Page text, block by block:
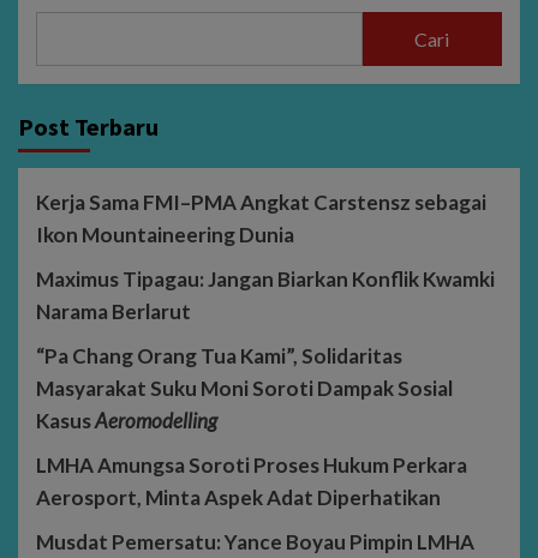
Cari
Post Terbaru
Kerja Sama FMI–PMA Angkat Carstensz sebagai
Ikon Mountaineering Dunia
Maximus Tipagau: Jangan Biarkan Konflik Kwamki
Narama Berlarut
“Pa Chang Orang Tua Kami”, Solidaritas
Masyarakat Suku Moni Soroti Dampak Sosial
KasusAeromodelling
LMHA Amungsa Soroti Proses Hukum Perkara
Aerosport, Minta Aspek Adat Diperhatikan
Musdat Pemersatu: Yance Boyau Pimpin LMHA